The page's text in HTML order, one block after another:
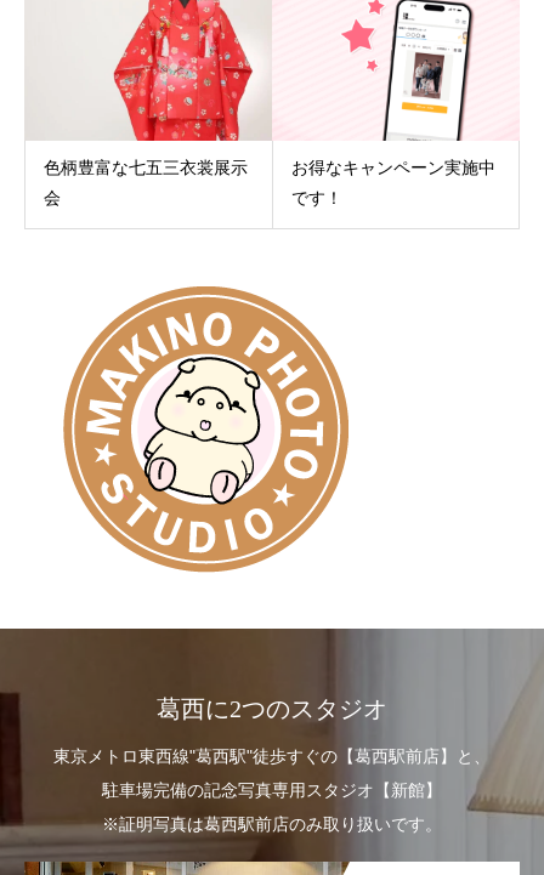
色柄豊富な七五三衣裳展示
会
お得なキャンペーン実施中
です！
葛西に2つのスタジオ
東京メトロ東西線"葛西駅"徒歩すぐの【葛西駅前店】と、
駐車場完備の記念写真専用スタジオ【新館】
※証明写真は葛西駅前店のみ取り扱いです。